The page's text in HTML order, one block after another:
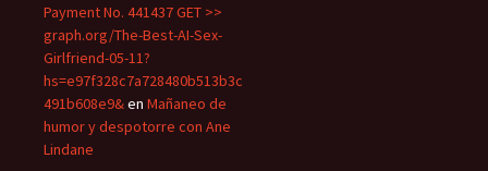
Payment No. 441437 GET >>
graph.org/The-Best-AI-Sex-
Girlfriend-05-11?
hs=e97f328c7a728480b513b3c
491b608e9&en Mañaneo de
humor y despotorre con Ane
Lindane